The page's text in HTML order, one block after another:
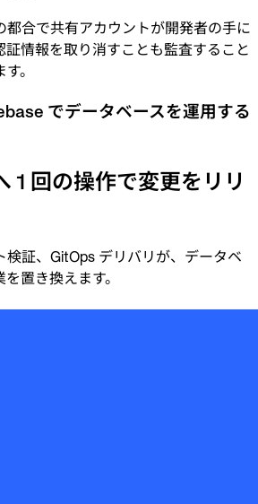
API
MCP
都合で共有アカウントが開発者の手に
証情報を取り消すことも監査すること
。
でデータベースを運用する
1 回の操作で変更をリリ
検証、GitOps デリバリが、データベ
置き換えます。